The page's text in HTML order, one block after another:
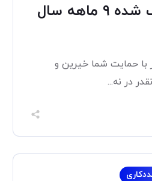
گزارشات تفکیک شده ۹ ماهه سال
با حمایت شما خیرین و
در نه...